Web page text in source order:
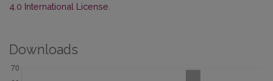
4.0 International License
Downloads